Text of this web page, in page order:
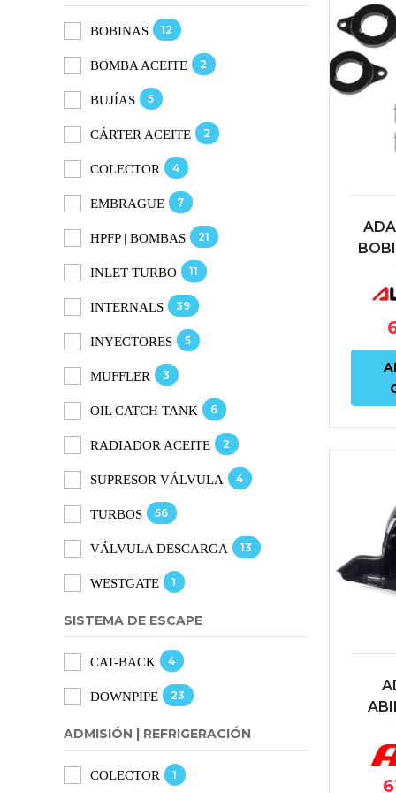
BOBINAS 12
BOMBA ACEITE 2
BUJÍAS 5
CÁRTER ACEITE 2
COLECTOR 4
EMBRAGUE 7
HPFP | BOMBAS 21
INLET TURBO 11
INTERNALS 39
INYECTORES 5
MUFFLER 3
OIL CATCH TANK 6
RADIADOR ACEITE 2
SUPRESOR VÁLVULA 4
TURBOS 56
VÁLVULA DESCARGA 13
WESTGATE 1
SISTEMA DE ESCAPE
CAT-BACK 4
DOWNPIPE 23
ADMISIÓN | REFRIGERACIÓN
COLECTOR 1
7 R /
3